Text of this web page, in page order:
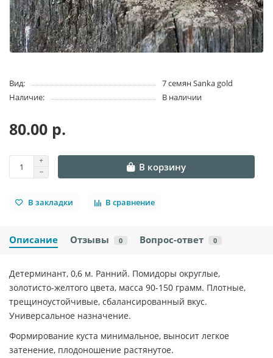
Вид:
7 семян Sanka gold
Наличие:
В наличии
80.00 р.
В корзину
В закладки В сравнение
Описание Отзывы 0 Вопрос-ответ 0
Детерминант, 0,6 м. Ранний. Помидоры округлые,
золотисто-желтого цвета, масса 90-150 грамм. Плотные,
трещиноустойчивые, сбалансированный вкус.
Универсальное назначение.
Формирование куста минимальное, выносит легкое
затенение, плодоношение растянутое.